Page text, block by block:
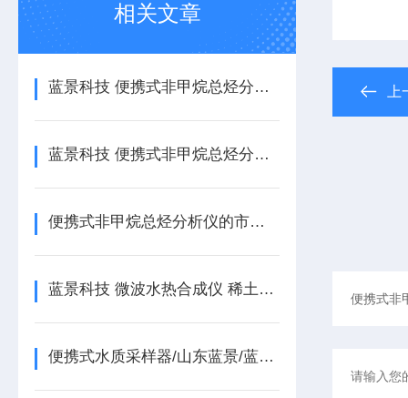
相关文章
蓝景科技 便携式非甲烷总烃分析仪的操作便捷性与智能体验
蓝景科技 便携式非甲烷总烃分析仪的操作指南与日常维护
便携式非甲烷总烃分析仪的市场需求
蓝景科技 微波水热合成仪 稀土功能材料精准合成平台
便携式水质采样器/山东蓝景/蓝景科技/工作原理/功能特点/参数